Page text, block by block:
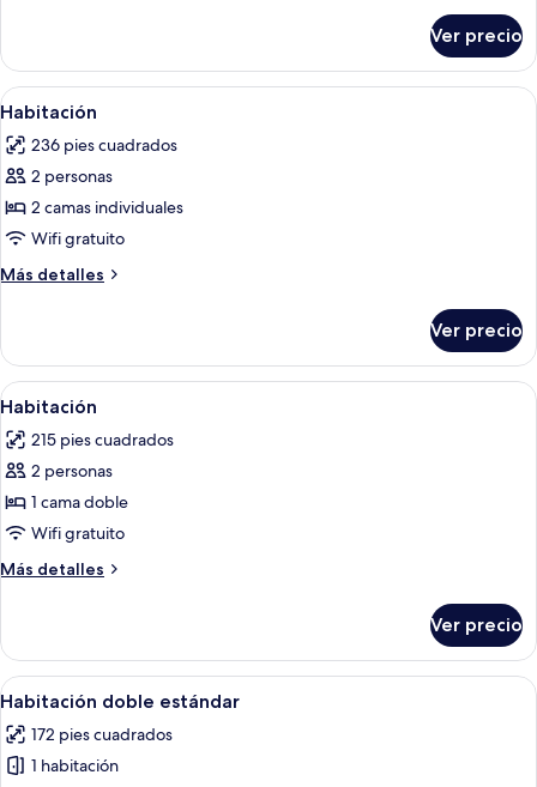
Ver precio
Abrir
todas
las
fotos
de
Habitación
Habitación de hotel con dos camas,
4
Habitación
236 pies cuadrados
2 personas
2 camas individuales
Wifi gratuito
Más detalles
Más
Ver precio
Abrir
todas
las
fotos
de
Habitación
Habitación de hotel con cama,
4
Habitación
215 pies cuadrados
2 personas
1 cama doble
Wifi gratuito
Más detalles
Más
Ver precio
Abrir
todas
las
fotos
Una habitación de hotel con cama,
6
Habitación doble estándar
172 pies cuadrados
1 habitación